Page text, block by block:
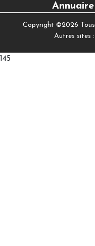
Copyright ©2026
Autres sites :
145